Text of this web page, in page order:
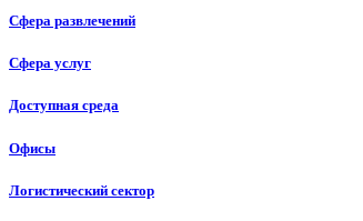
Сфера развлечений
Сфера услуг
Доступная среда
Офисы
Логистический сектор